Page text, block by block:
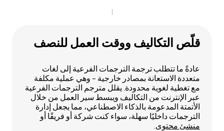
قلّص التكاليف ووقت العمل للنصف
عادةً ما تتطلب ترجمة الترجمات الفرعية إلى لغات
متعددة الاستعانة بمصادر خارجية - وهي عملية مكلفة
مع تغطية لغوية محدودة. يقلل مترجم الترجمات الفرعية
عبر الإنترنت من التكاليف ويبسط سير العمل من خلال
الأتمتة المدعومة بالذكاء الاصطناعي، مما يجعل إدارة
الترجمات داخليًا سهلة، سواء كنت شركة أو فريقًا أو
منشئ محتوى